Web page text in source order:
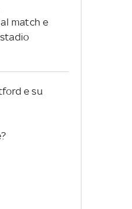
match e
e su